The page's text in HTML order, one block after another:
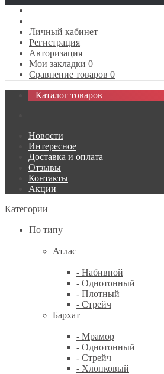
Личный кабинет
Регистрация
Авторизация
Мои закладки 0
Сравнение товаров 0
Каталог товаров
Новости
Интересное
Доставка и оплата
Отзывы
Контакты
Акции
Категории
По типу
Атлас
- Набивной
- Однотонный
- Плотный
- Стрейч
Бархат
- Мрамор
- Однотонный
- Стрейч
- Хлопковый